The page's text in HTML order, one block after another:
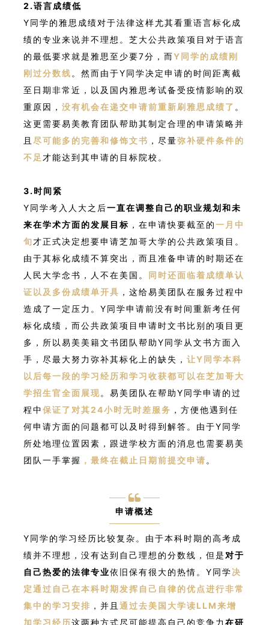
2.语言成绩低
Y同学的雅思成绩对于法律这样尤其看重语言标化成
绩的专业来说并不理想。芝大公共政策项目对于语言
的最低要求就是雅思至少要7分，而Y同学的成绩刚
刚过分数线。然而由于Y同学决定申请的时间距离截
至日期非常近，以及国内雅思考试备受疫情影响的双
重原因， 没有机会在递交申请前重新刷雅思成绩了 。
这更需要易美教育团队帮助其制定合理的申请策略并
且 尽可能多的完善和修饰文书 ，尽量弥补硬件条件的
不足才能达到其申请的目标院校。
3.时间紧
Y同学考入人大之后一直在调整自己的职业规划和未
来在学术方面的发展目标 ，在申请快要截至的一月中
旬才正式决定想要申请芝加哥大学的公共政策项目。
由于其标化成绩不算突出，而且准备申请的时期还在
人民大学念书，人不在美国。 同时还面临着成绩单认
证以及多份成绩单开具 ，这给易美团队在服务过程中
造成了一定压力。Y同学申请前没有时间重新考任何
标化成绩，而公共政策项目申请时文书比别的项目更
多，所以易美美籍文书团队帮助Y同学从文书方面入
手，尽最大努力弥补其标化上的缺失， 让Y同学本科
以后每一段的学习经历和学习收获都可以在芝加哥大
学招生官全面展现。易美团队在帮助Y同学申请的过
程中保证了对其24小时无时差服务 ，方便他遇到任
何申请方面的问题都可以及时得到解答。由于Y同学
所处地理位置因素，跟进学校方面的消息也需要易美
团队一手掌握 ，最终在截止日期前提交申请。
申请概述
Y同学的学习经历比较复杂。由于本科时期的高考成
绩并不理想，没有达到自己理想的分数线，但是对于
自己热爱的法律专业依旧保有很大的热情。Y同学决
定通过自己在本科时期发挥自己自律的优点进行非常
集中的学习安排 ，并且 通过去美国大学读LLM来增
加学习经历这两种方式尽可能提高自己的竞争力 在研